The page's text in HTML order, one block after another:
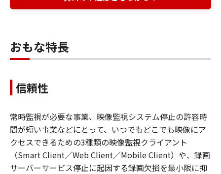
おもな特長
信頼性
常時監視が必要な事業、映像監視システム停止の許容時
間が短い事業などにとって、いつでもどこでも映像にア
クセスできるための3種類の映像監視クライアント
（Smart Client／Web Client／Mobile Client）や、録画
サーバーサービス停止に起因する録画欠損を最小限に抑